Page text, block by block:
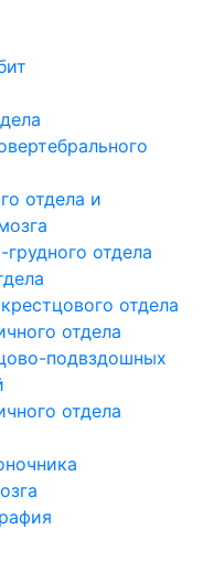
отдела и
отдела
отдела
отдела
подвздошных
отдела